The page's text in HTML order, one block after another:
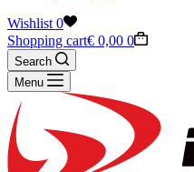
Wishlist 0
Shopping cart€ 0,00 0
Search
Menu